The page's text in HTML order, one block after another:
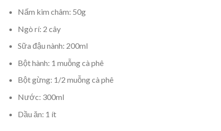
Nấm kim châm: 50g
Ngò rí: 2 cây
Sữa đậu nành: 200ml
Bột hành: 1 muỗng cà phê
Bột gừng: 1/2 muỗng cà phê
Nước: 300ml
Dầu ăn: 1 ít